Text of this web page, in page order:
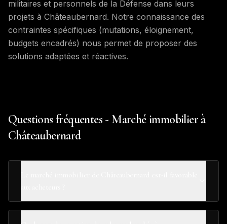
militaires et personnels de la Défense dans leurs
projets à Châteaubernard. Notre connaissance des
contraintes spécifiques (mutations, éloignement,
budgets encadrés) nous permet de proposer des
solutions adaptées et réactives.
Questions fréquentes - Marché immobilier à
Châteaubernard